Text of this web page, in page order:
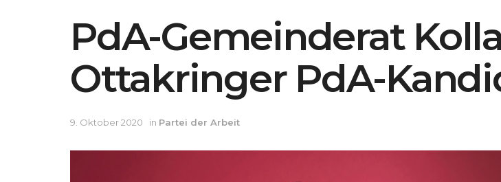
PdA-Gemeinderat
Ottakringer PdA-
9. Oktober 2020 in Partei der Arbeit